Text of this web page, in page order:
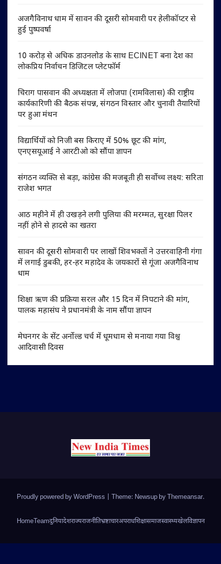
अजगैविनाथ धाम में सावन की दूसरी सोमवारी पर हेलीकॉप्टर से
हुई पुष्पवर्षा
10 करोड़ से अधिक डाउनलोड के साथ ECINET बना देश का
लोकप्रिय निर्वाचन डिजिटल प्लेटफॉर्म
चिराग पासवान की अध्यक्षता में लोजपा (रामविलास) की राष्ट्रीय
कार्यकारिणी की बैठक संपन्न, संगठन विस्तार और चुनावी तैयारियों
पर हुआ मंथन
विद्यार्थियों को निजी बस किराए में 50% छूट की मांग,
एनएसयूआई ने आरटीओ को सौंपा ज्ञापन
संगठन व्यक्ति से बड़ा, कांग्रेस की मजबूती ही सर्वोच्च लक्ष्य: सरिता
राजेश भगत
आठ महीने में ही उखड़ने लगी पुलिया की मरम्मत, सुरक्षा पिलर
नहीं होने से हादसे का खतरा
सावन की दूसरी सोमवारी पर लाखों शिवभक्तों ने उत्तरवाहिनी गंगा
में लगाई डुबकी, हर-हर महादेव के जयकारों से गूंजा अजगैविनाथ
धाम
शिक्षा ऋण की प्रक्रिया सरल और 15 दिन में निपटाने की मांग,
पालक महासंघ ने प्रधानमंत्री के नाम सौंपा ज्ञापन
मेघनगर के सेंट अर्नोल्ड चर्च में धूमधाम से मनाया गया विश्व
आदिवासी दिवस
Proudly powered by WordPress Theme: Newsup byThemeansar.
HomeTeamदुनियादेशराज्यराजनीतिभ्रष्टाचारअपराधशिक्षासमाजस्वास्थ्यखेलविज्ञापन